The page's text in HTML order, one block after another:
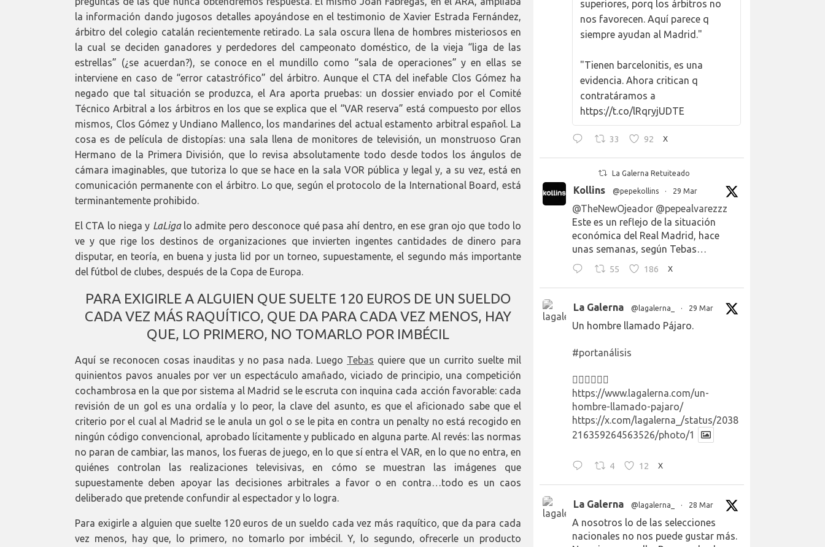
la información dando jugosos detalles apoyándose en el testimonio de Xavier Estrada Fernández,
árbitro del colegio catalán recientemente retirado. La sala oscura llena de hombres misteriosos en
la cual se deciden ganadores y perdedores del campeonato doméstico, de la vieja “liga de las
estrellas” (¿se acuerdan?), se conoce en el mundillo como “sala de operaciones” y en ellas se
interviene en caso de “error catastrófico” del árbitro. Aunque el CTA del inefable Clos Gómez ha
negado que tal situación se produzca, el Ara aporta pruebas: un dossier enviado por el Comité
Técnico Arbitral a los árbitros en los que se explica que el “VAR reserva” está compuesto por ellos
mismos, Clos Gómez y Undiano Mallenco, los mandarines del actual estamento arbitral español. La
cosa es de película de distopías: una sala llena de monitores de televisión, un monstruoso Gran
Hermano de la Primera División, que lo revisa absolutamente todo desde todos los ángulos de
cámara imaginables, que tutoriza lo que se hace en la sala VOR pública y legal y, a su vez, está en
comunicación permanente con el árbitro. Lo que, según el protocolo de la International Board, está
terminantemente prohibido.
El CTA lo niega y LaLiga lo admite pero desconoce qué pasa ahí dentro, en ese gran ojo que todo lo
ve y que rige los destinos de organizaciones que invierten ingentes cantidades de dinero para
disputar, en teoría, en buena y justa lid por un torneo, supuestamente, el segundo más importante
del fútbol de clubes, después de la Copa de Europa.
PARA EXIGIRLE A ALGUIEN QUE SUELTE 120 EUROS DE UN SUELDO
CADA VEZ MÁS RAQUÍTICO, QUE DA PARA CADA VEZ MENOS, HAY
QUE, LO PRIMERO, NO TOMARLO POR IMBÉCIL
Aquí se reconocen cosas inauditas y no pasa nada. Luego Tebas quiere que un currito suelte mil
quinientos pavos anuales por ver un espectáculo amañado, viciado de principio, una competición
cochambrosa en la que por sistema al Madrid se le escruta con inquina cada acción favorable: cada
revisión de un gol es una ordalía y lo peor, la clave del asunto, es que el aficionado sabe que el
criterio por el cual al Madrid se le anula un gol o se le pita en contra un penalty no está recogido en
ningún código convencional, aprobado lícitamente y publicado en alguna parte. Al revés: las normas
no paran de cambiar, las manos, los fueras de juego, en lo que sí entra el VAR, en lo que no entra, en
quiénes controlan las realizaciones televisivas, en cómo se muestran las imágenes que
supuestamente deben apoyar las decisiones arbitrales a favor o en contra…todo es un caos
deliberado que pretende confundir al espectador y lo logra.
Para exigirle a alguien que suelte 120 euros de un sueldo cada vez más raquítico, que da para cada
vez menos, hay que, lo primero, no tomarlo por imbécil. Y, lo segundo, ofrecerle un producto
superiores, porq los árbitros no
nos favorecen. Aquí parece q
siempre ayudan al Madrid."
"Tienen barcelonitis, es una
evidencia. Ahora critican q
contratáramos a
https://t.co/lRqryjUDTE
33 92 X
La Galerna Retuiteado
Kollins @pepekollins · 29 Mar
@TheNewOjeador @pepealvarezzz
Este es un reflejo de la situación
económica del Real Madrid, hace
unas semanas, según Tebas…
55 186 X
La Galerna @lagalerna_ · 29 Mar
Un hombre llamado Pájaro.
#portanálisis
👉🏻👉🏻👉🏻
https://www.lagalerna.com/un-
hombre-llamado-pajaro/
https://x.com/lagalerna_/status/2038
216359264563526/photo/1
4 12 X
La Galerna @lagalerna_ · 28 Mar
A nosotros lo de las selecciones
nacionales no nos puede gustar más.